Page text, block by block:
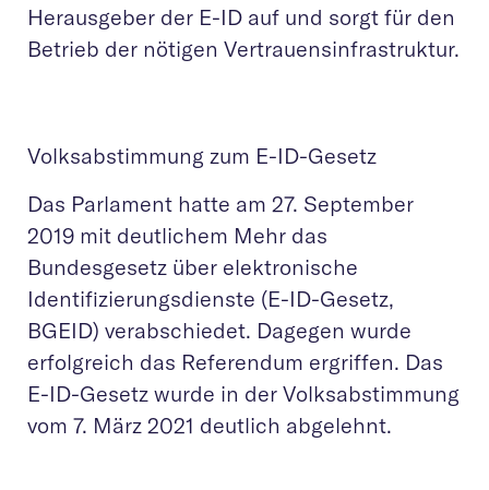
Herausgeber der E-ID auf und sorgt für den
Betrieb der nötigen Vertrauensinfrastruktur.
Volksabstimmung zum E-ID-Gesetz
Das Parlament hatte am 27. September
2019 mit deutlichem Mehr das
Bundesgesetz über elektronische
Identifizierungsdienste (E-ID-Gesetz,
BGEID) verabschiedet. Dagegen wurde
erfolgreich das Referendum ergriffen. Das
E-ID-Gesetz wurde in der Volksabstimmung
vom 7. März 2021 deutlich abgelehnt.